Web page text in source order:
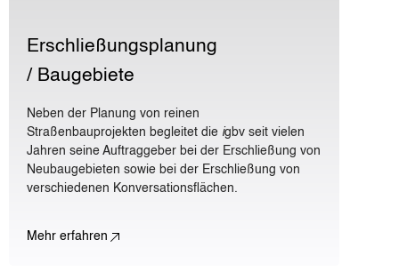
Erschließungsplanung
/ Baugebiete
Neben der Planung von reinen
Straßenbauprojekten begleitet die igbv seit vielen
Jahren seine Auftraggeber bei der Erschließung von
Neubaugebieten sowie bei der Erschließung von
verschiedenen Konversationsflächen.
Mehr erfahren